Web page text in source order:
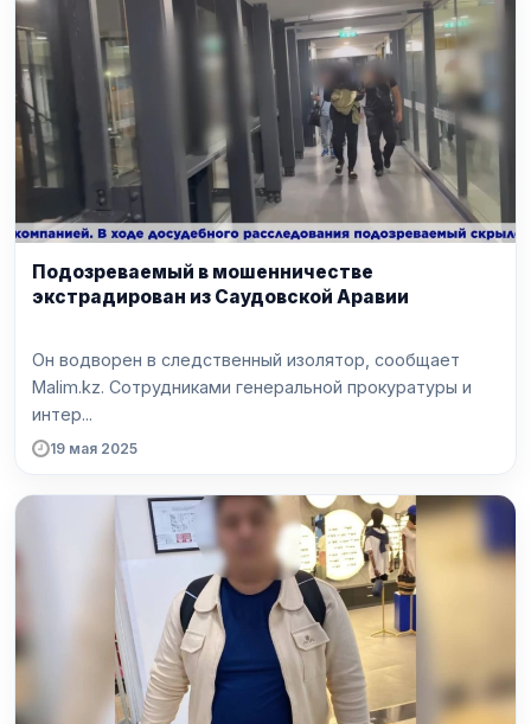
Подозреваемый в мошенничестве
экстрадирован из Саудовской Аравии
Он водворен в следственный изолятор, сообщает
Malim.kz. Сотрудниками генеральной прокуратуры и
интер...
19 мая 2025